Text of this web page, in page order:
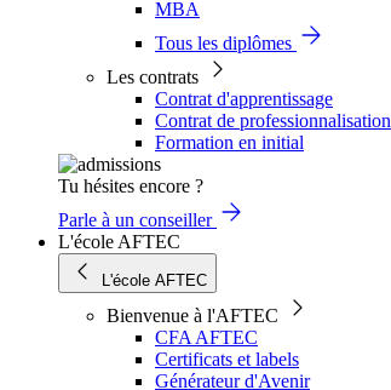
MBA
Tous les diplômes
Les contrats
Contrat d'apprentissage
Contrat de professionnalisation
Formation en initial
Tu hésites encore ?
Parle à un conseiller
L'école AFTEC
L'école AFTEC
Bienvenue à l'AFTEC
CFA AFTEC
Certificats et labels
Générateur d'Avenir